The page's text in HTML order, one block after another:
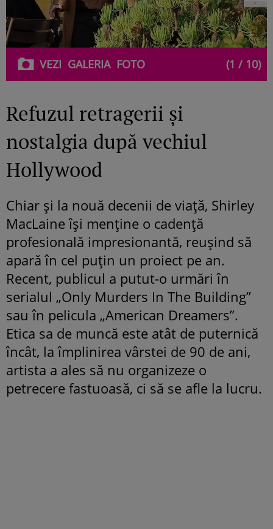
VEZI GALERIAFOTO (1 / 10)
Refuzul retragerii și
nostalgia după vechiul
Hollywood
Chiar și la nouă decenii de viață, Shirley
MacLaine își menține o cadență
profesională impresionantă, reușind să
apară în cel puțin un proiect pe an.
Recent, publicul a putut-o urmări în
serialul „Only Murders In The Building”
sau în pelicula „American Dreamers”.
Etica sa de muncă este atât de puternică
încât, la împlinirea vârstei de 90 de ani,
artista a ales să nu organizeze o
petrecere fastuoasă, ci să se afle la lucru.